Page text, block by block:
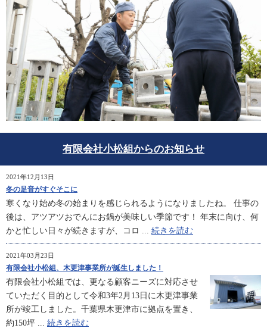
有限会社小松組からのお知らせ
2021年12月13日
冬の足音がすぐそこに
寒くなり始め冬の始まりを感じられるようになりましたね。 仕事の
後は、アツアツおでんにお鍋が美味しい季節です！ 年末に向け、何
かと忙しい日々が続きますが、コロ ... 続きを読む
2021年03月23日
有限会社小松組、木更津事業所が誕生しました！
有限会社小松組では、更なる顧客ニーズに対応させ
ていただく目的として令和3年2月13日に木更津事業
所が竣工しました。千葉県木更津市に拠点を置き、
約150坪 ... 続きを読む